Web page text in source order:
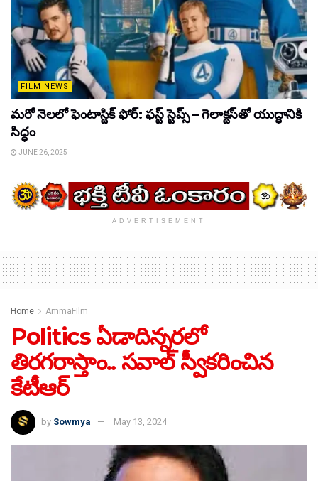
FILM NEWS
మరో నెలలో ఫెంటాస్టిక్ ఫోర్: ఫస్ట్ స్టెప్స్ – గెలాక్టస్‌తో యుద్ధానికి
సిద్ధం
JUNE 26, 2025
ADVERTISEMENT
Home AmmaFIlm
Politics ఏడాదిన్నరలో
తిరగరాస్తాం.. సవాల్ స్వీకరించిన
కేటీఆర్
by Sowmya May 13, 2024